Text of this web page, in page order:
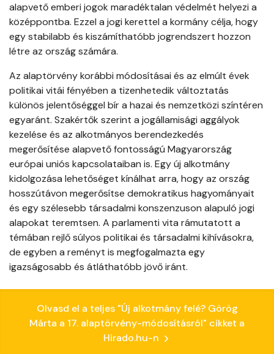
alapvető emberi jogok maradéktalan védelmét helyezi a
középpontba. Ezzel a jogi kerettel a kormány célja, hogy
egy stabilabb és kiszámíthatóbb jogrendszert hozzon
létre az ország számára.
Az alaptörvény korábbi módosításai és az elmúlt évek
politikai vitái fényében a tizenhetedik változtatás
különös jelentőséggel bír a hazai és nemzetközi színtéren
egyaránt. Szakértők szerint a jogállamisági aggályok
kezelése és az alkotmányos berendezkedés
megerősítése alapvető fontosságú Magyarország
európai uniós kapcsolataiban is. Egy új alkotmány
kidolgozása lehetőséget kínálhat arra, hogy az ország
hosszútávon megerősítse demokratikus hagyományait
és egy szélesebb társadalmi konszenzuson alapuló jogi
alapokat teremtsen. A parlamenti vita rámutatott a
témában rejlő súlyos politikai és társadalmi kihívásokra,
de egyben a reményt is megfogalmazta egy
igazságosabb és átláthatóbb jövő iránt.
Olvasd el a teljes "Új alkotmány felé? Görög
Márta a 17. alaptörvény-módosításról" cikket a
Hirado.hu-n